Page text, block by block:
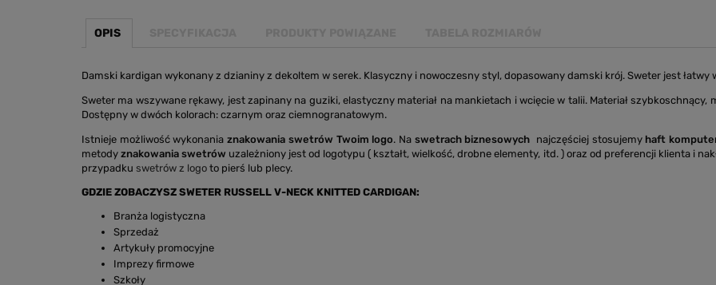
OPIS
Damski kardigan wykonany z dzianiny z dekoltem w serek. Klasyczny i nowoczesny styl, dopasowany damski krój. Sweter jest
Sweter ma wszywane rękawy, jest zapinany na guziki, elastyczny materiał na mankietach i wcięcie w talii. Materiał
Dostępny w dwóch kolorach: czarnym oraz ciemnogranatowym.
Istnieje możliwość wykonaniaznakowania swetrów Twoim logo. Na swetrach biznesowych najczęściej stosujemy haft
metodyznakowania swetrów uzależniony jest od logotypu ( kształt, wielkość, drobne elementy, itd. ) oraz od preferencji klienta i
przypadku swetrów z logo to pierś lub plecy.
GDZIE ZOBACZYSZ SWETER RUSSELL V-NECK KNITTED CARDIGAN:
Branża logistyczna
Sprzedaż
Artykuły promocyjne
Imprezy firmowe
Szkoły